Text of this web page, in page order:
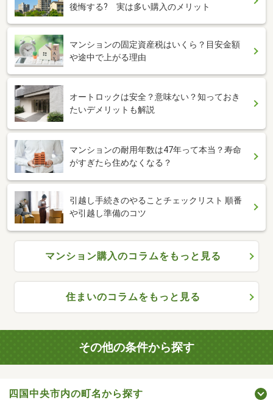
後悔する? 実は多い購入のメリット
マンションの固定資産税はいくら？目安金額
や途中で上がる理由
オートロックは安全？意味ない？知っておき
たいデメリットも解説
マンションの耐用年数は47年って本当？寿命
がすぎたら住めなくなる？
引越し手続きのやることチェックリスト 順番
や引越し準備のコツ
マンション購入のコラムをもっと見る
住まいのコラムをもっと見る
その他の条件から探す
四国中央市内の町名から探す